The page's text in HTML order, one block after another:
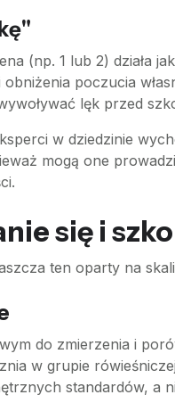
(np. 1 lub 2) działa
obniżenia poczucia
lęk przed
w dziedzinie
mogą one
się i
ten oparty na
do zmierzenia i
w grupie
standardów, a